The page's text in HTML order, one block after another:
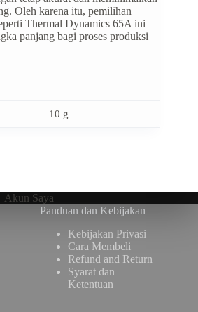
Oleh karena itu, pemilihan
Thermal Dynamics 65A ini
panjang bagi proses produksi
10 g
Akun Saya
Panduan dan Kebijakan
Kebijakan Privasi
Cara Membeli
Refund and Return
Syarat dan
Ketentuan